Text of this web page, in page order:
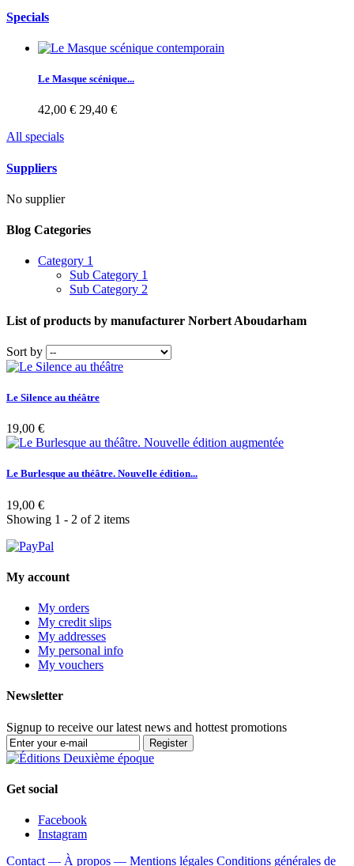
Specials
Le Masque scénique...
42,00 € 29,40 €
All specials
Suppliers
No supplier
Blog Categories
Category 1
Sub Category 1
Sub Category 2
List of products by manufacturer Norbert Aboudarham
Sort by
Le Silence au théâtre
19,00 €
Le Burlesque au théâtre. Nouvelle édition...
19,00 €
Showing 1 - 2 of 2 items
My account
My orders
My credit slips
My addresses
My personal info
My vouchers
Newsletter
Signup to receive our latest news and hottest promotions
Register
Get social
Facebook
Instagram
Contact — À propos — Mentions légales Conditions générales de